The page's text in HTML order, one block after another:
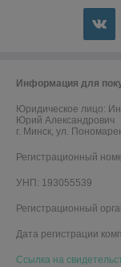
Информация для
Юридическое лицо:
Юрий Александрович
г. Минск, ул.
Регистрационный
УНП: 193055539
Регистрационный
Дата регистрации
Ссылка на